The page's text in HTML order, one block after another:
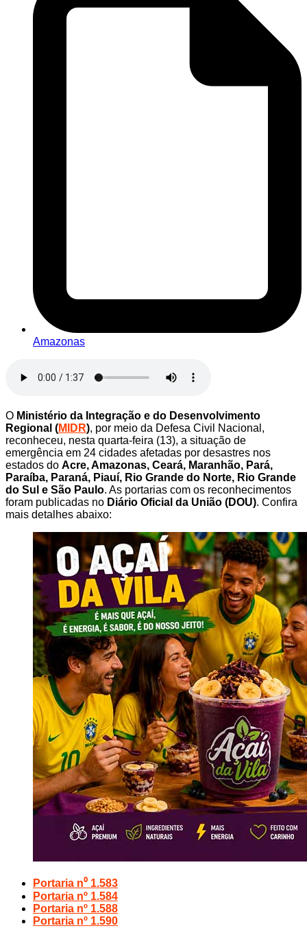
Amazonas
O Ministério da Integração e do Desenvolvimento
Regional (MIDR), por meio da Defesa Civil Nacional,
reconheceu, nesta quarta-feira (13), a situação de
emergência em 24 cidades afetadas por desastres nos
estados do Acre, Amazonas, Ceará, Maranhão, Pará,
Paraíba, Paraná, Piauí, Rio Grande do Norte, Rio Grande
do Sul e São Paulo. As portarias com os reconhecimentos
foram publicadas no Diário Oficial da União (DOU). Confira
mais detalhes abaixo:
Portaria n⁰ 1.583
Portaria nº 1.584
Portaria nº 1.588
Portaria nº 1.590